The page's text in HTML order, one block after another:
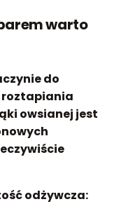
warto
do
roztapiania
owsianej jest
odżywcza: